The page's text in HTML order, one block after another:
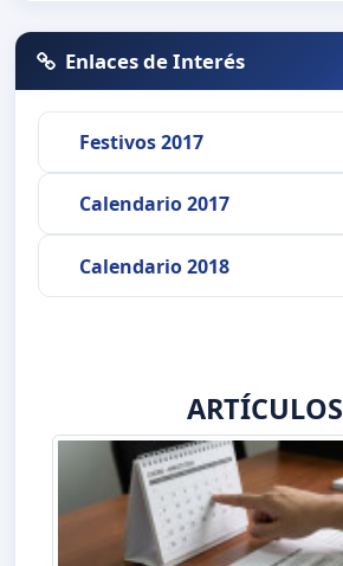
Enlaces de Interés
Festivos 2017
Calendario 2017
Calendario 2018
ARTÍCULOS